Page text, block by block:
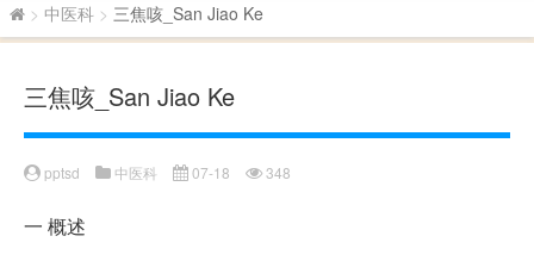
> 中医科 > 三焦咳_San Jiao Ke
三焦咳_San Jiao Ke
pptsd 中医科 07-18 348
一 概述